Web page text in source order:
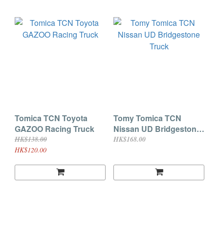
Tomica TCN Toyota
GAZOO Racing Truck
HK$138.00
HK$120.00
Tomy Tomica TCN
Nissan UD Bridgestone
Truck
HK$168.00